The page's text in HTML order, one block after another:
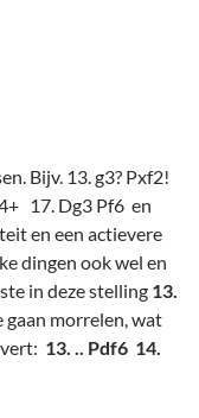
Bijv. 13. g3? Pxf2!
17. Dg3 Pf6 en
en een actievere
dingen ook wel en
in deze stelling 13.
gaan morrelen, wat
13. .. Pdf6 14.